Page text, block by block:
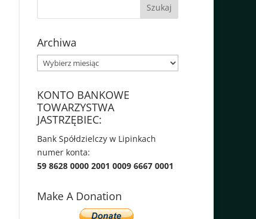
Archiwa
Archiwa
KONTO BANKOWE
TOWARZYSTWA
JASTRZĘBIEC:
Bank Spółdzielczy w Lipinkach
numer konta:
59 8628 0000 2001 0009 6667 0001
Make A Donation